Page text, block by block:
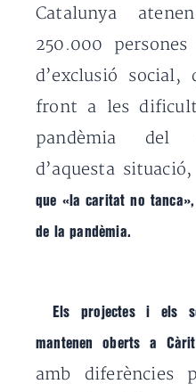
Catalunya
250.000
d’exclusió
front a les
pandèmia del
d’aquesta situació,
que «la caritat no
de la pandèmia.
Els projectes i els
mantenen oberts a
amb diferències